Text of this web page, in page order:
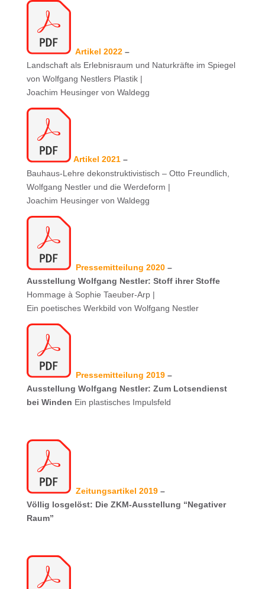
Artikel 2022 –
Landschaft als Erlebnisraum und Naturkräfte im Spiegel
von Wolfgang Nestlers Plastik |
Joachim Heusinger von Waldegg
Artikel 2021 –
Bauhaus-Lehre dekonstruktivistisch – Otto Freundlich,
Wolfgang Nestler und die Werdeform |
Joachim Heusinger von Waldegg
Pressemitteilung 2020 –
Ausstellung Wolfgang Nestler: Stoff ihrer Stoffe
Hommage à Sophie Taeuber-Arp |
Ein poetisches Werkbild von Wolfgang Nestler
Pressemitteilung 2019 –
Ausstellung Wolfgang Nestler: Zum Lotsendienst
bei Winden Ein plastisches Impulsfeld
Zeitungsartikel 2019 –
Völlig losgelöst: Die ZKM-Ausstellung “Negativer
Raum”